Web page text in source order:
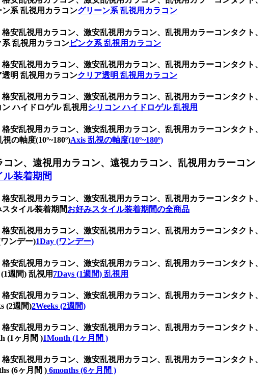
系 乱視用カラコングリーン系 乱視用カラコン
安乱視用カラコン、激安乱視用カラコン、乱視用カラーコンタクト、
乱視用カラコンピンク系 乱視用カラコン
安乱視用カラコン、激安乱視用カラコン、乱視用カラーコンタクト、
明 乱視用カラコンクリア透明 乱視用カラコン
安乱視用カラコン、激安乱視用カラコン、乱視用カラーコンタクト、
ハイドロゲル 乱視用 シリコン ハイドロゲル 乱視用
安乱視用カラコン、激安乱視用カラコン、乱視用カラーコンタクト、
の軸度(10º~180º)Axis 乱視の軸度(10º~180º)
ン、遠視用カラコン、遠視カラコン、乱視用カラーコン
ル装着期間
安乱視用カラコン、激安乱視用カラコン、乱視用カラーコンタクト、
タイル装着期間お好みスタイル装着期間の全商品
安乱視用カラコン、激安乱視用カラコン、乱視用カラーコンタクト、
ンデー)1Day (ワンデー)
安乱視用カラコン、激安乱視用カラコン、乱視用カラーコンタクト、
週間) 乱視用 7Days (1週間) 乱視用
安乱視用カラコン、激安乱視用カラコン、乱視用カラーコンタクト、
(2週間)2Weeks (2週間)
安乱視用カラコン、激安乱視用カラコン、乱視用カラーコンタクト、
(1ヶ月間 )1Month (1ヶ月間 )
安乱視用カラコン、激安乱視用カラコン、乱視用カラーコンタクト、
(6ヶ月間 ) 6months (6ヶ月間 )